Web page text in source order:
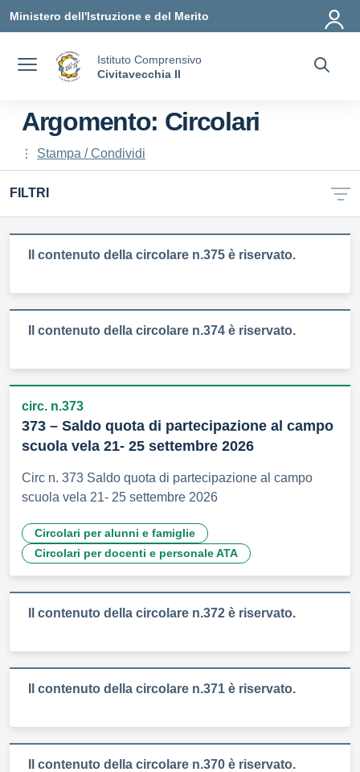
Ministero dell'Istruzione e del Merito
Istituto Comprensivo
Civitavecchia II
Argomento: Circolari
Stampa / Condividi
FILTRI
Il contenuto della circolare n.375 è riservato.
Il contenuto della circolare n.374 è riservato.
circ. n.373
373 – Saldo quota di partecipazione al campo
scuola vela 21- 25 settembre 2026
Circ n. 373 Saldo quota di partecipazione al campo
scuola vela 21- 25 settembre 2026
Circolari per alunni e famiglie
Circolari per docenti e personale ATA
Il contenuto della circolare n.372 è riservato.
Il contenuto della circolare n.371 è riservato.
Il contenuto della circolare n.370 è riservato.